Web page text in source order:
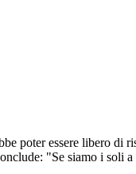
poter essere libero di
"Se siamo i soli